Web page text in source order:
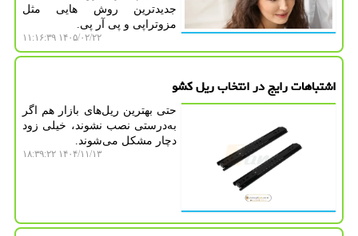
جدیدترین روش هایی مثل
مزوتراپی و پی آر پی.
۱۴۰۵/۰۲/۲۲ ۱۱:۱۶:۳۹
اشتباهات رایج در انتخاب ریل کشو
حتی بهترین ریل‌های بازار هم اگر
به‌درستی نصب نشوند، خیلی زود
دچار مشکل می‌شوند.
۱۴۰۴/۱۱/۱۳ ۱۸:۳۹:۲۲